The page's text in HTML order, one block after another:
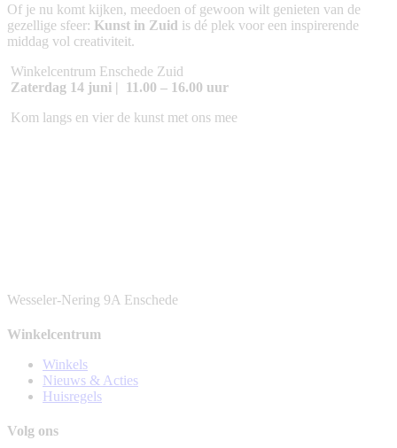
Of je nu komt kijken, meedoen of gewoon wilt genieten van de
gezellige sfeer: Kunst in Zuid is dé plek voor een inspirerende
middag vol creativiteit.
Winkelcentrum Enschede Zuid
Zaterdag 14 juni | 11.00 – 16.00 uur
Kom langs en vier de kunst met ons mee
Wesseler-Nering 9A Enschede
Winkelcentrum
Winkels
Nieuws & Acties
Huisregels
Volg ons